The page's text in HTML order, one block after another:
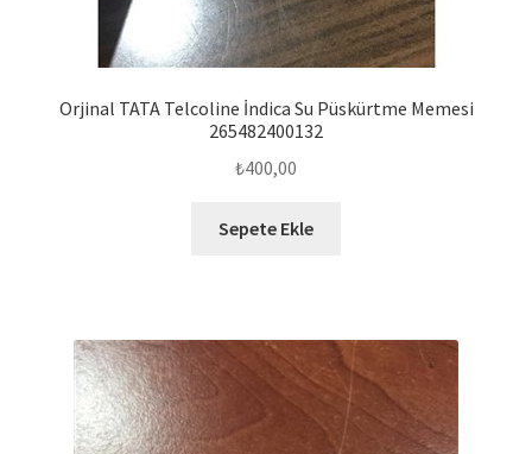
Orjinal TATA Telcoline İndica Su Püskürtme Memesi
265482400132
₺400,00
Sepete Ekle